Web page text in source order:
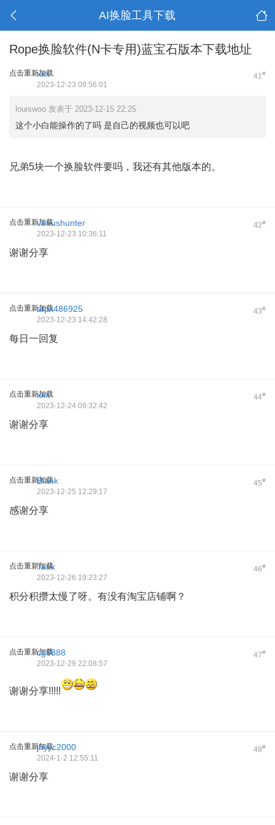
AI换脸工具下载
Rope换脸软件(N卡专用)蓝宝石版本下载地址
点击重新加载 41#
xxx
2023-12-23 09:56:01
louiswoo 发表于 2023-12-15 22:25
这个小白能操作的了吗 是自己的视频也可以吧
兄弟5块一个换脸软件要吗，我还有其他版本的。
点击重新加载 42#
venushunter
2023-12-23 10:36:11
谢谢分享
点击重新加载 43#
atpx486925
2023-12-23 14:42:28
每日一回复
点击重新加载 44#
xxx
2023-12-24 09:32:42
谢谢分享
点击重新加载 45#
Blank
2023-12-25 12:29:17
感谢分享
点击重新加载 46#
Tank
2023-12-26 19:23:27
积分积攒太慢了呀。有没有淘宝店铺啊？
点击重新加载 47#
cg8888
2023-12-29 22:08:57
谢谢分享!!!!!
点击重新加载 48#
jhyyc2000
2024-1-2 12:55:11
谢谢分享